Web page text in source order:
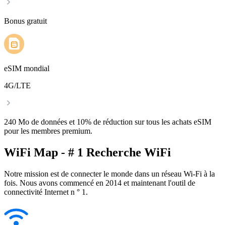
Bonus gratuit
eSIM mondial
4G/LTE
240 Mo de données et 10% de réduction sur tous les achats eSIM
pour les membres premium.
WiFi Map - # 1 Recherche WiFi
Notre mission est de connecter le monde dans un réseau Wi-Fi à la
fois. Nous avons commencé en 2014 et maintenant l'outil de
connectivité Internet n ° 1.